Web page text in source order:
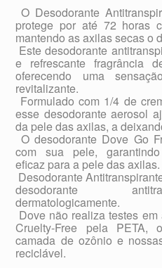
 O Desodorante
protege por até 72 horas
mantendo as axilas secas o
 Este desodorante
e refrescante fragrância
oferecendo uma
revitalizante.
 Formulado com 1/4 de
esse desodorante aerosol
da pele das axilas, a
 O desodorante Dove
com sua pele,
eficaz para a pele das axilas.
 Desodorante
desodorante
dermatologicamente.
 Dove não realiza testes
Cruelty-Free pela
camada de ozônio e
reciclável.